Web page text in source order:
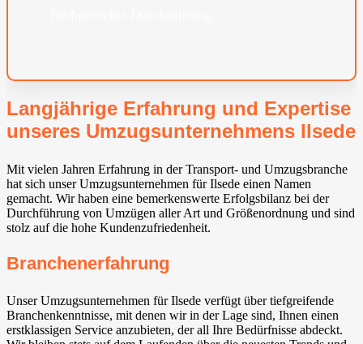
Langjährige Erfahrung und Expertise
unseres Umzugsunternehmens Ilsede⁠
Mit vielen Jahren Erfahrung in der Transport- und Umzugsbranche
hat sich unser Umzugsunternehmen für Ilsede⁠ einen Namen
gemacht. Wir haben eine bemerkenswerte Erfolgsbilanz bei der
Durchführung von Umzügen aller Art und Größenordnung und sind
stolz auf die hohe Kundenzufriedenheit.
Branchenerfahrung
Unser Umzugsunternehmen für Ilsede⁠ verfügt über tiefgreifende
Branchenkenntnisse, mit denen wir in der Lage sind, Ihnen einen
erstklassigen Service anzubieten, der all Ihre Bedürfnisse abdeckt.